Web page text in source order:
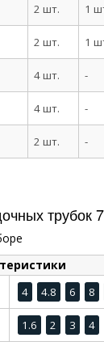
2 шт. 1
2 шт. 1
4 шт. -
4 шт. -
2 шт. -
трубок
4 4.8 6 8
1.6 2 3
4